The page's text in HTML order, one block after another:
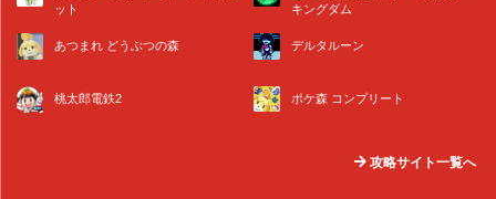
ット
キングダム
あつまれ どうぶつの森 デルタルーン
桃太郎電鉄2 ポケ森 コンプリート
攻略サイト一覧へ